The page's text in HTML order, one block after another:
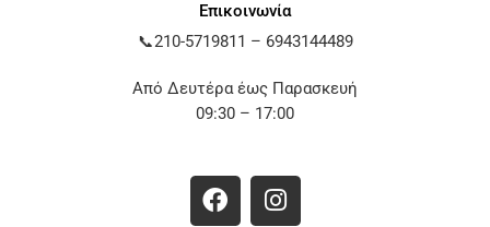
Επικοινωνία
📞210-5719811 – 6943144489
Από Δευτέρα έως Παρασκευή
09:30 – 17:00